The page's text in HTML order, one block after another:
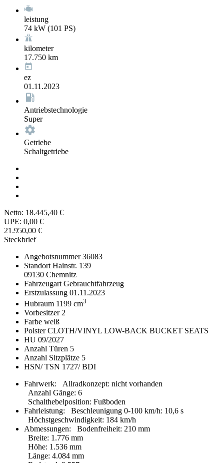
leistung
74 kW (101 PS)
kilometer
17.750 km
ez
01.11.2023
Antriebstechnologie
Super
Getriebe
Schaltgetriebe
Netto: 18.445,40 €
UPE: 0,00 €
21.950,00 €
Steckbrief
Angebotsnummer36083
Standort Hainstr. 139
09130 Chemnitz
Fahrzeugart Gebrauchtfahrzeug
Erstzulassung 01.11.2023
Hubraum 1199 cm3
Vorbesitzer 2
Farbe weiß
PolsterCLOTH/VINYL LOW-BACK BUCKET SEATS
HU 09/2027
Anzahl Türen 5
Anzahl Sitzplätze 5
HSN/ TSN 1727/ BDI
Fahrwerk:
Allradkonzept: nicht vorhanden
Anzahl Gänge: 6
Schalthebelposition: Fußboden
Fahrleistung:
Beschleunigung 0-100 km/h: 10,6 s
Höchstgeschwindigkeit: 184 km/h
Abmessungen:
Bodenfreiheit: 210 mm
Breite: 1.776 mm
Höhe: 1.536 mm
Länge: 4.084 mm